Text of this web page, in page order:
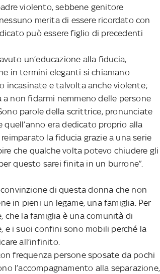
violento, sebbene genitore
merita di essere ricordato con
può essere figlio di precedenti
un’educazione alla fiducia,
in termini eleganti si chiamano
incasinate e talvolta anche violente;
non fidarmi nemmeno delle persone
parole della scrittrice, pronunciate
quell’anno era dedicato proprio alla
la fiducia grazie a una serie
che qualche volta potevo chiudere gli
questo sarei finita in un burrone”.
di questa donna che non
in pieni un legame, una famiglia. Per
che la famiglia è una comunità di
i suoi confini sono mobili perché la
all’infinito.
frequenza persone sposate da pochi
l’accompagnamento alla separazione,